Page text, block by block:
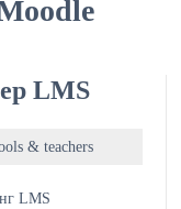
LMS
& teachers
LMS